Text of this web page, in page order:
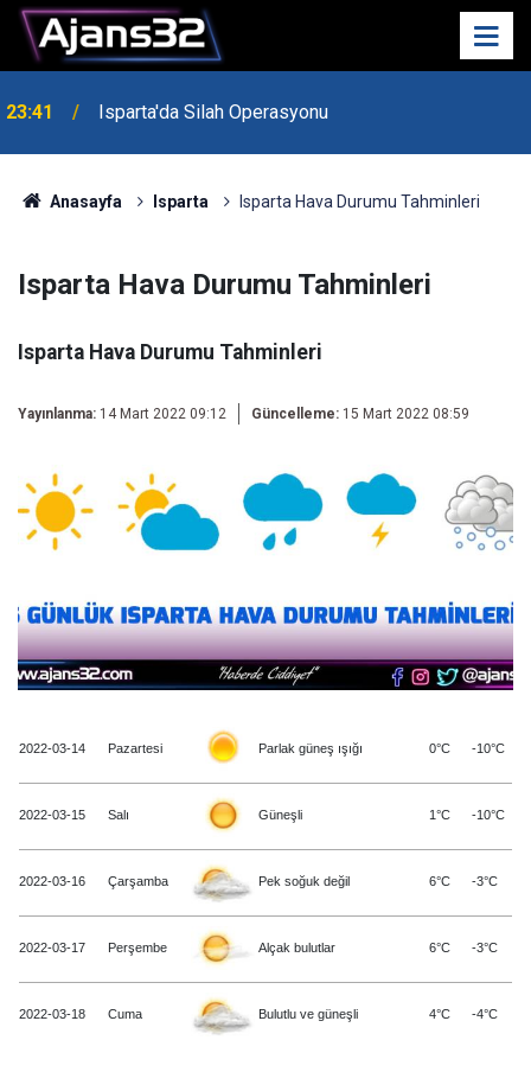
23:41 Isparta'da Silah Operasyonu
Anasayfa Isparta Isparta Hava Durumu Tahminleri
Isparta Hava Durumu Tahminleri
Isparta Hava Durumu Tahminleri
Yayınlanma: 14 Mart 2022 09:12 Güncelleme: 15 Mart 2022 08:59
2022-03-14 Pazartesi Parlak güneş ışığı 0°C -10°C
2022-03-15 Salı Güneşli 1°C -10°C
2022-03-16 Çarşamba Pek soğuk değil 6°C -3°C
2022-03-17 Perşembe Alçak bulutlar 6°C -3°C
2022-03-18 Cuma Bulutlu ve güneşli 4°C -4°C